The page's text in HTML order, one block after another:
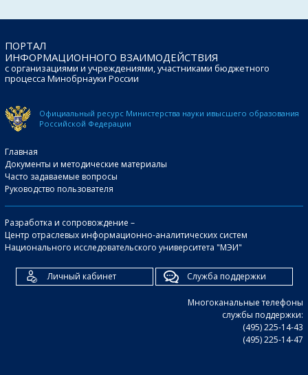
ПОРТАЛ
ИНФОРМАЦИОННОГО ВЗАИМОДЕЙСТВИЯ
с организациями и учреждениями, участниками бюджетного
процесса Минобрнауки России
Официальный ресурс Министерства науки ивысшего образования
Российской Федерации
Главная
Документы и методические материалы
Часто задаваемые вопросы
Руководство пользователя
Разработка и сопровождение –
Центр отраслевых информационно-аналитических систем
Национального исследовательского университета "МЭИ"
Личный кабинет Служба поддержки
Многоканальные телефоны
службы поддержки:
(495) 225-14-43
(495) 225-14-47